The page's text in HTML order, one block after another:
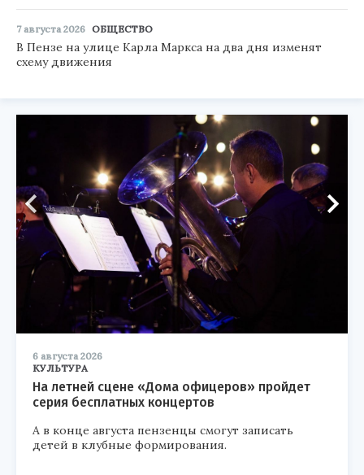
7 августа 2026 ОБЩЕСТВО
В Пензе на улице Карла Маркса на два дня изменят
схему движения
6 августа 2026
КУЛЬТУРА
На летней сцене «Дома офицеров» пройдет
серия бесплатных концертов
А в конце августа пензенцы смогут записать
детей в клубные формирования.